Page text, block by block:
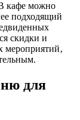
кафе можно
подходящий
скидки и
мероприятий‚
для